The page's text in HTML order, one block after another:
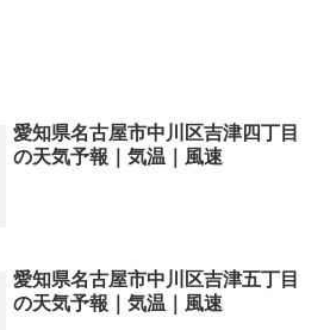
愛知県名古屋市中川区吉津四丁目
の天気予報｜気温｜風速
愛知県名古屋市中川区吉津五丁目
の天気予報｜気温｜風速